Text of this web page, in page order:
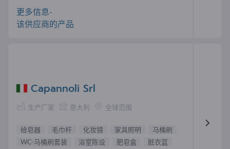
更多信息-
该供应商的产品
Capannoli Srl
生产厂家 意大利 全球范围
给皂器 毛巾杆 化妆镜 家具照明
马桶刷
WC-马桶刷套装
浴室陈设 肥皂盒
脏衣篮